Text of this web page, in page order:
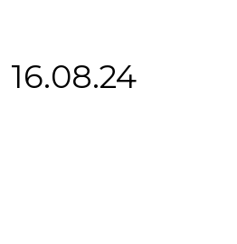
16.08.24